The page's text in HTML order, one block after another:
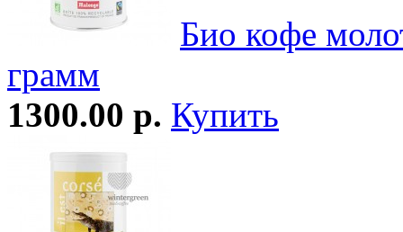
Био кофе
грамм
1300.00 р. Купить